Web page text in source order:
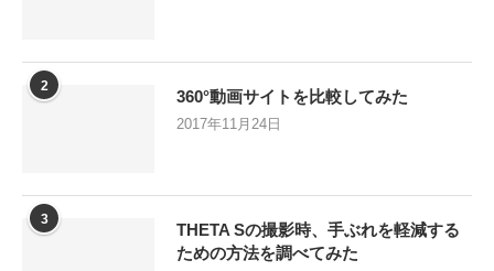
2
360°動画サイトを比較してみた
2017年11月24日
3
THETA Sの撮影時、手ぶれを軽減する
ための方法を調べてみた